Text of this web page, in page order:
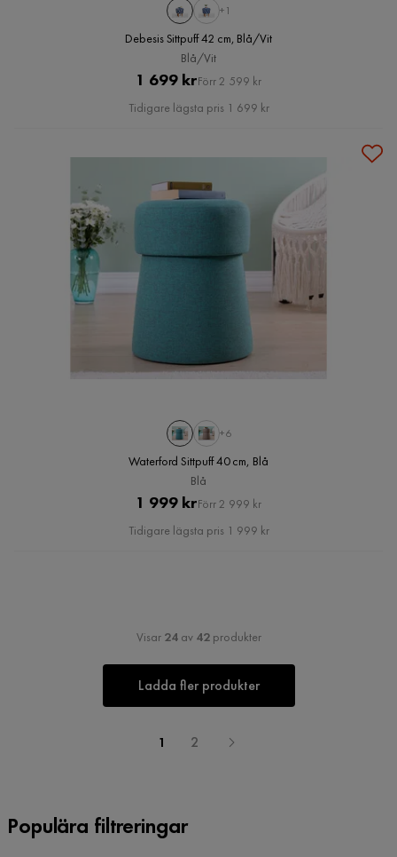
+1
Debesis Sittpuff 42 cm, Blå/Vit
Blå/Vit
Pris
1 699 krOriginal
Pris
Förr 2 599 kr
Tidigare lägsta pris 1 699 kr
+6
Waterford Sittpuff 40 cm, Blå
Blå
Pris
1 999 krOriginal
Pris
Förr 2 999 kr
Tidigare lägsta pris 1 999 kr
Visar 24av 42produkter
Ladda fler produkter
1 2
Populära filtreringar